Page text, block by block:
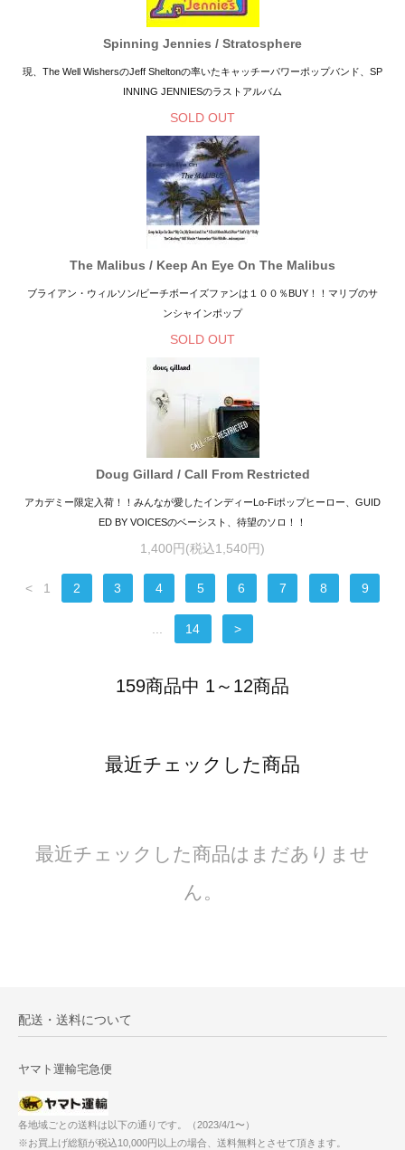
Spinning Jennies / Stratosphere
現、The Well WishersのJeff Sheltonの率いたキャッチーパワーポップバンド、SP
INNING JENNIESのラストアルバム
SOLD OUT
The Malibus / Keep An Eye On The Malibus
ブライアン・ウィルソン/ビーチボーイズファンは１００％BUY！！マリブのサ
ンシャインポップ
SOLD OUT
Doug Gillard / Call From Restricted
アカデミー限定入荷！！みんなが愛したインディーLo-Fiポップヒーロー、GUID
ED BY VOICESのベーシスト、待望のソロ！！
1,400円(税込1,540円)
< 1 2 3 4 5 6 7 8 9
14 >
159商品中 1～12商品
最近チェックした商品
最近チェックした商品はまだありませ
ん。
配送・送料について
ヤマト運輸宅急便
各地域ごとの送料は以下の通りです。（2023/4/1〜）
※お買上げ総額が税込10,000円以上の場合、送料無料とさせて頂きます。